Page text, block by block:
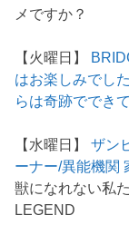
メですか？
【火曜日】
はお楽しみでし
らは奇跡ででき
【水曜日】ザン
ーナー/異能機関
獣になれない私
LEGEND